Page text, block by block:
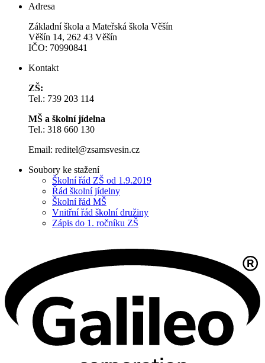
Adresa
Základní škola a Mateřská škola Věšín
Věšín 14, 262 43 Věšín
IČO: 70990841
Kontakt
ZŠ:
Tel.: 739 203 114
MŠ a školní jídelna
Tel.: 318 660 130
Email: reditel@zsamsvesin.cz
Soubory ke stažení
Školní řád ZŠ od 1.9.2019
Řád školní jídelny
Školní řád MŠ
Vnitřní řád školní družiny
Zápis do 1. ročníku ZŠ